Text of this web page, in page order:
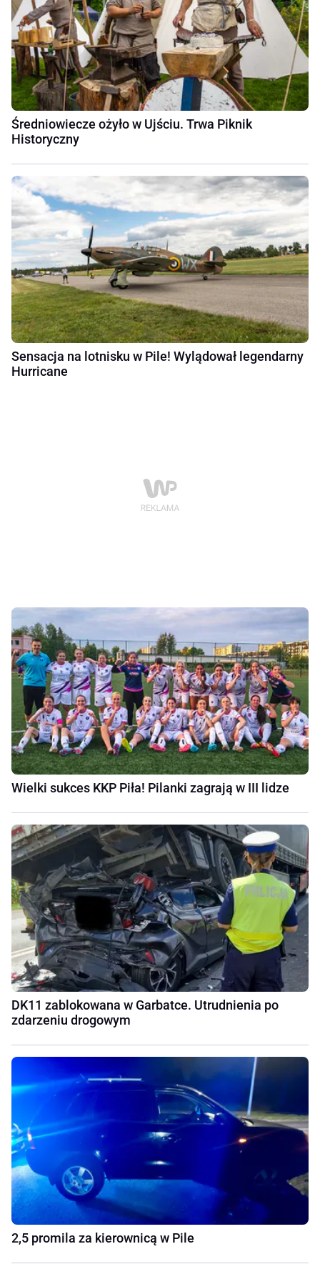
Średniowiecze ożyło w Ujściu. Trwa Piknik
Historyczny
Sensacja na lotnisku w Pile! Wylądował legendarny
Hurricane
Wielki sukces KKP Piła! Pilanki zagrają w III lidze
DK11 zablokowana w Garbatce. Utrudnienia po
zdarzeniu drogowym
2,5 promila za kierownicą w Pile